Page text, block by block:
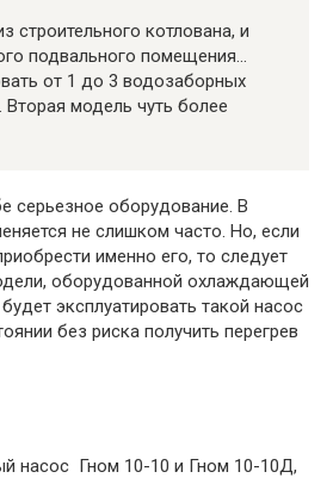
строительного котлована, и
подвального помещения…
от 1 до 3 водозаборных
модель чуть более
серьезное оборудование. В
не слишком часто. Но, если
именно его, то следует
оборудованной охлаждающей
эксплуатировать такой насос
без риска получить перегрев
насос Гном 10-10 и Гном 10-10Д,